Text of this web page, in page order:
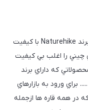
شايد سخت باشه باور كردن اين موضوع كه برند Naturehike با كيفيت
را اغلب بي كيفيت
كه داراي برند
ورود به بازارهاي
در همه قاره ها ازجمله